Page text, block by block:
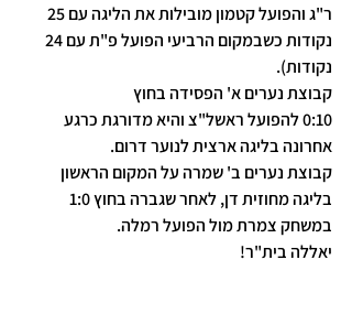
נקודות).
קבוצת נערים א' הפסידה בחוץ
0:10 להפועל ראשל"צ והיא מדורגת כרגע
אחרונה בליגה ארצית לנוער דרום.
קבוצת נערים ב' שמרה על המקום הראשון
במשחק צמרת מול הפועל רמלה.
יאללה בית"ר!